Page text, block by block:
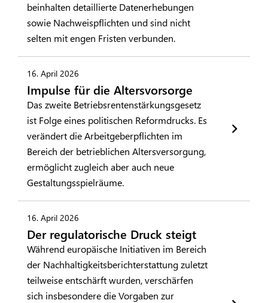
beinhalten detaillierte Datenerhebungen
sowie Nachweispflichten und sind nicht
selten mit engen Fristen verbunden.
16. April 2026
Impulse für die Altersvorsorge
Das zweite Betriebsrentenstärkungsgesetz
ist Folge eines politischen Reformdrucks. Es
verändert die Arbeitgeberpflichten im
Bereich der betrieblichen Altersversorgung,
ermöglicht zugleich aber auch neue
Gestaltungsspielräume.
16. April 2026
Der regulatorische Druck steigt
Während europäische Initiativen im Bereich
der Nachhaltigkeitsberichterstattung zuletzt
teilweise entschärft wurden, verschärfen
sich insbesondere die Vorgaben zur